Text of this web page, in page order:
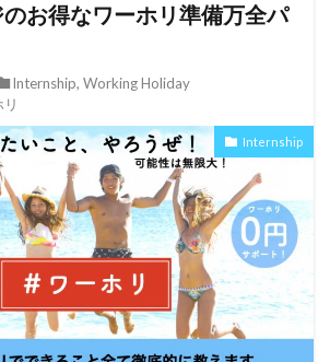
お得なワーホリ準備万全パ
Internship, Working Holiday
Internship